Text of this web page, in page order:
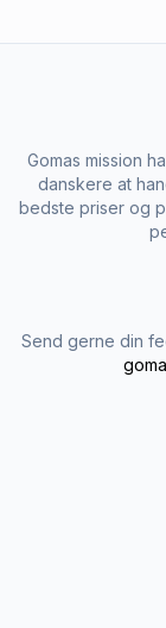
Gomas mission
danskere at
bedste priser og
Send gerne din